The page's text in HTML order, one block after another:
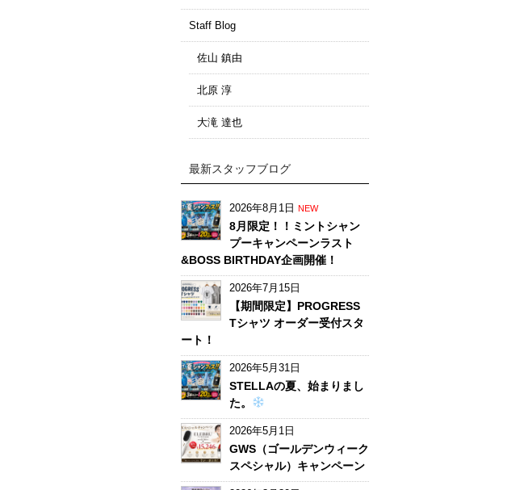
Staff Blog
佐山 鎮由
北原 淳
大滝 達也
最新スタッフブログ
2026年8月1日 NEW
8月限定！！ミントシャン
プーキャンペーンラスト
&BOSS BIRTHDAY企画開催！
2026年7月15日
【期間限定】PROGRESS
Tシャツ オーダー受付スタ
ート！
2026年5月31日
STELLAの夏、始まりまし
た。
2026年5月1日
GWS（ゴールデンウィーク
スペシャル）キャンペーン